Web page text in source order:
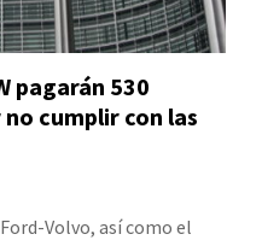
pagarán 530
cumplir con las
Volvo, así como el